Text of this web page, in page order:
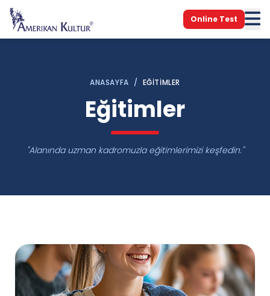
Online Test
ANASAYFA / EĞITIMLER
Eğitimler
"Alanında uzman kadromuzla eğitimlerimizi keşfedin."